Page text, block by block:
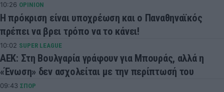
10:26 OPINION
Η πρόκριση είναι υποχρέωση και ο Παναθηναϊκός
πρέπει να βρει τρόπο να το κάνει!
10:02 SUPER LEAGUE
ΑΕΚ: Στη Βουλγαρία γράφουν για Μπουράς, αλλά η
«Ένωση» δεν ασχολείται με την περίπτωσή του
09:43 ΣΠΟΡ